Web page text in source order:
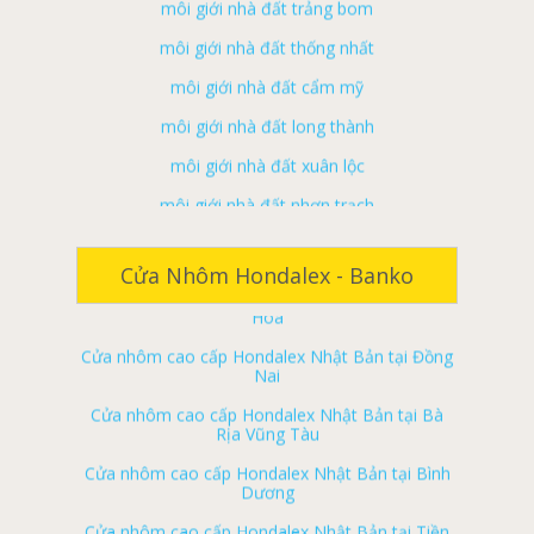
môi giới nhà đất thống nhất
môi giới nhà đất cẩm mỹ
môi giới nhà đất long thành
môi giới nhà đất xuân lộc
môi giới nhà đất nhơn trạch
ký gửi nhà đất đồng nai
ký gửi nhà đất biên hoà
ký gửi nhà đất long khánh
ký gửi nhà đất tân phú
ký gửi nhà đất vĩnh cửu
ký gửi nhà đất định quán
ký gửi nhà đất trảng bom
ký gửi nhà đất thống nhất
ký gửi nhà đất cẩm mỹ
Cửa Nhôm Hondalex - Banko
Cửa nhôm cao cấp Hondalex Nhật Bản tại Đà
Cửa nhôm cao cấp Hondalex Nhật Bản tại Biên
Hòa
Cửa nhôm cao cấp Hondalex Nhật Bản tại Đồng
Cửa nhôm cao cấp Hondalex Nhật Bản tại Bà
Cửa nhôm cao cấp Hondalex Nhật Bản tại Bình
Cửa nhôm cao cấp Hondalex Nhật Bản tại Tiền